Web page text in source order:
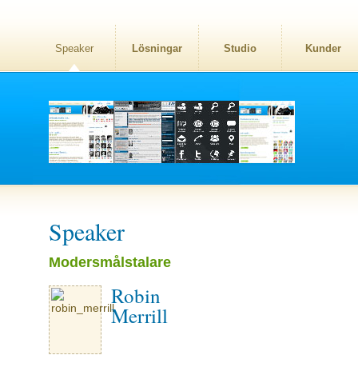
Speaker Lösningar Studio Kunder
Speaker
Modersmålstalare
Robin
Merrill